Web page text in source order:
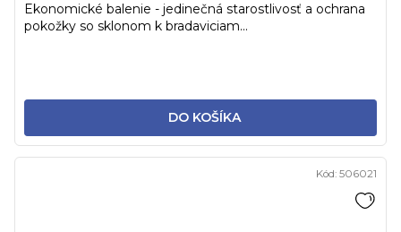
DO KOŠÍKA
Ekonomické balenie - jedinečná starostlivosť a ochrana
pokožky so sklonom k bradaviciam...
Kód: 506021